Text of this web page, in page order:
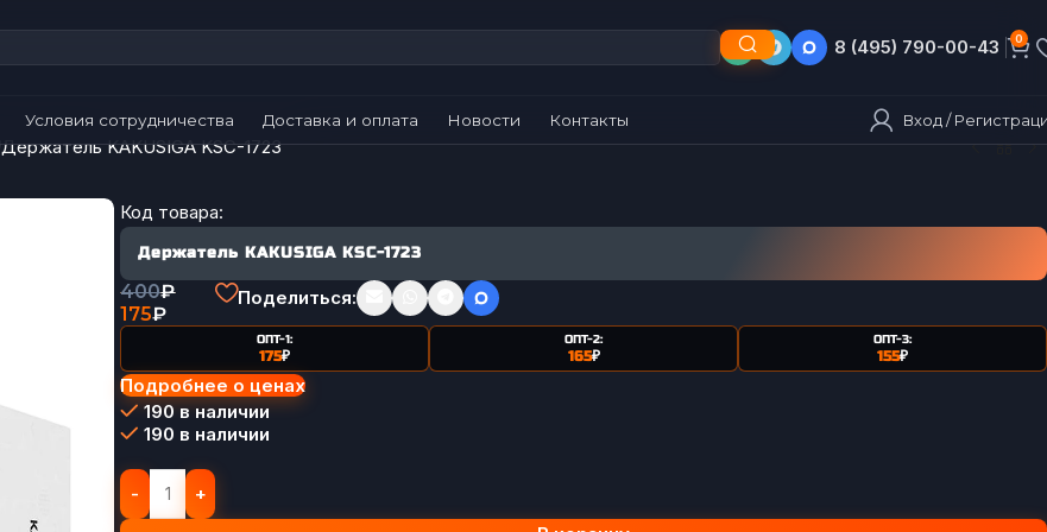
8 (495) 790-00-43 8 (903) 790-00-43 0
Условия сотрудничества Доставка и оплата Новости Контакты Вход /
Держатель KAKUSIGA KSC-1723
Код товара:
Держатель KAKUSIGA KSC-1723
400₽
175₽
Поделиться:
ОПТ-1:
175₽
ОПТ-2:
165₽
ОПТ-3:
155₽
Подробнее о ценах
190 в наличии
190 в наличии